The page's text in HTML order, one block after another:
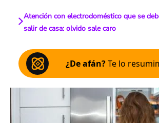
Atención con electrodoméstico que se
salir de casa: olvido sale caro
¿De afán?Te lo